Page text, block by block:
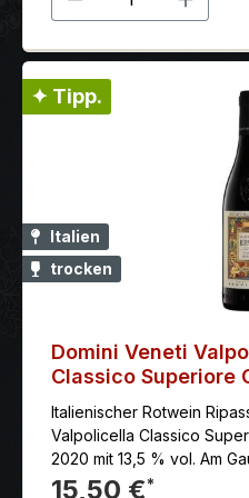
✦ Tipp.
Italien
trocken
Domini Veneti
Classico Superiore
Pruviniano 2020
Italienischer Rotwein
Valpolicella Classico
2020 mit 13,5 % vol. Am
anhaltend, mit lebhaften
15,50 €*